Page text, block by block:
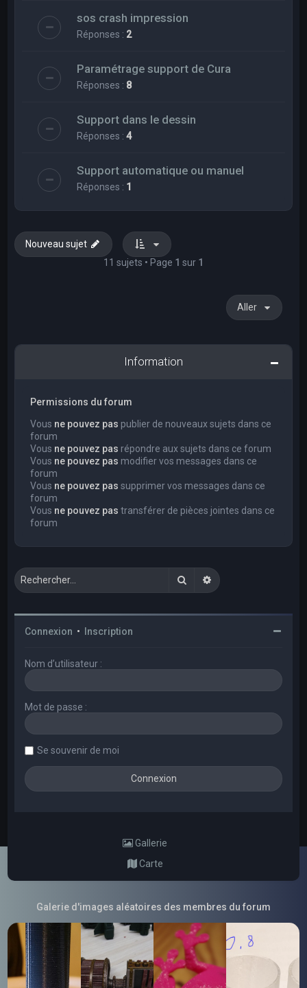
sos crash impression
Réponses : 2
Paramétrage support de Cura
Réponses : 8
Support dans le dessin
Réponses :4
Support automatique ou manuel
Réponses : 1
Nouveau sujet
11 sujets • Page 1 sur 1
Aller
Information
Permissions du forum
Vous ne pouvez pas publier de nouveaux sujets dans ce
forum
Vous ne pouvez pas répondre aux sujets dans ce forum
Vous ne pouvez pas modifier vos messages dans ce
forum
Vous ne pouvez pas supprimer vos messages dans ce
forum
Vous ne pouvez pas transférer de pièces jointes dans ce
forum
RechercherRecherche avancée
Connexion • Inscription
Nom d’utilisateur :
Mot de passe :
Se souvenir de moi
Gallerie
Carte
Galerie d'images aléatoires des membres du forum